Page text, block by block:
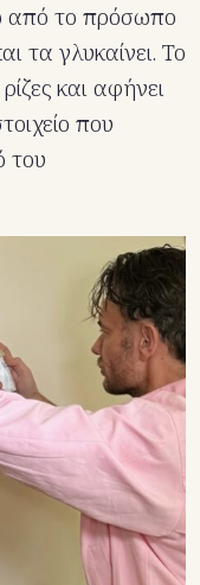
από το πρόσωπο
τα γλυκαίνει. Το
και αφήνει
που
του